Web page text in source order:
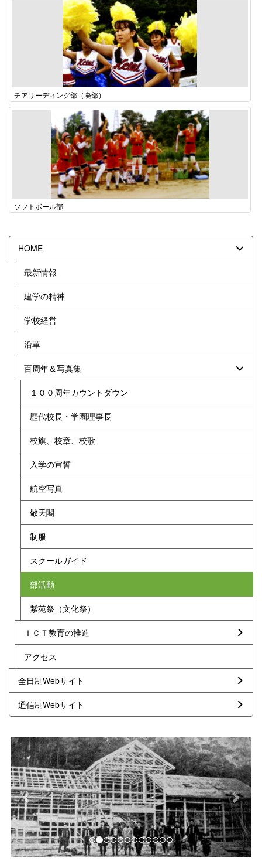
チアリーディング部（廃部）
ソフトボール部
HOME
最新情報
建学の精神
学校経営
沿革
百周年＆写真集
１００周年カウントダウン
歴代校長・学園理事長
校旗、校章、校歌
入学の宣誓
航空写真
敬天閣
制服
スクールガイド
部活動
紫苑祭（文化祭）
ＩＣＴ教育の推進
アクセス
全日制Webサイト
通信制Webサイト
p
r
e
v
i
o
u
s
n
e
x
t